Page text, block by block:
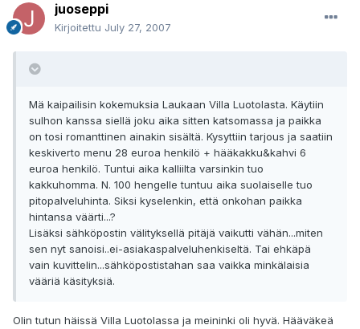
juoseppi
Kirjoitettu July 27, 2007
Mä kaipailisin kokemuksia Laukaan Villa Luotolasta. Käytiin
sulhon kanssa siellä joku aika sitten katsomassa ja paikka
on tosi romanttinen ainakin sisältä. Kysyttiin tarjous ja saatiin
keskiverto menu 28 euroa henkilö + hääkakku&kahvi 6
euroa henkilö. Tuntui aika kalliilta varsinkin tuo
kakkuhomma. N. 100 hengelle tuntuu aika suolaiselle tuo
pitopalveluhinta. Siksi kyselenkin, että onkohan paikka
hintansa väärti...?
Lisäksi sähköpostin välityksellä pitäjä vaikutti vähän...miten
sen nyt sanoisi..ei-asiakaspalveluhenkiseltä. Tai ehkäpä
vain kuvittelin...sähköpostistahan saa vaikka minkälaisia
vääriä käsityksiä.
Olin tutun häissä Villa Luotolassa ja meininki oli hyvä. Hääväkeä